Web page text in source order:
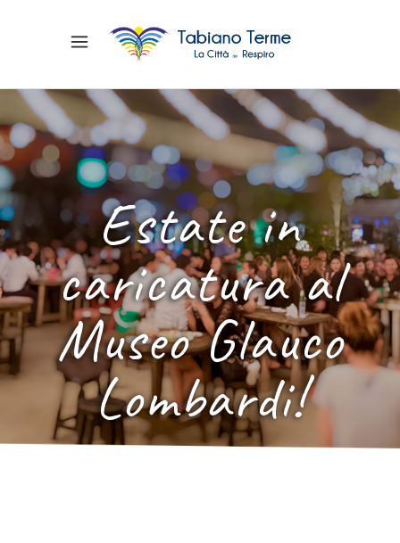
Estate in
caricatura al
Museo Glauco
Lombardi!